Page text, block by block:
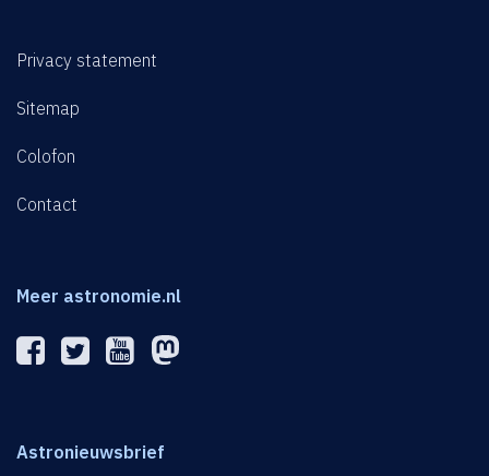
Privacy statement
Sitemap
Colofon
Contact
Meer astronomie.nl
Astronieuwsbrief